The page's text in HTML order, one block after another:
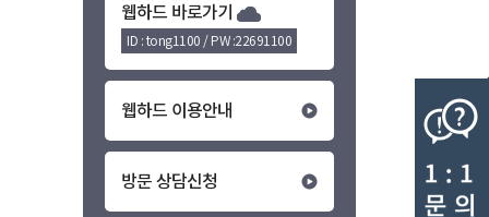
웹하드 바로가기
ID : tong1100 / PW :22691100
웹하드 이용안내
방문 상담신청